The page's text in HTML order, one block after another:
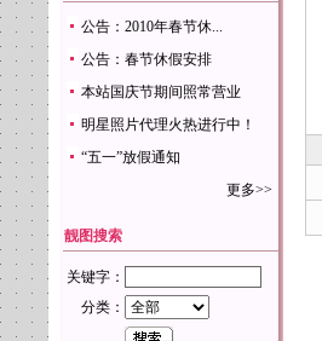
公告：2010年春节休...
公告：春节休假安排
本站国庆节期间照常营业
明星照片代理火热进行中！
“五一”放假通知
更多>>
靓图搜索
关键字：
分类：